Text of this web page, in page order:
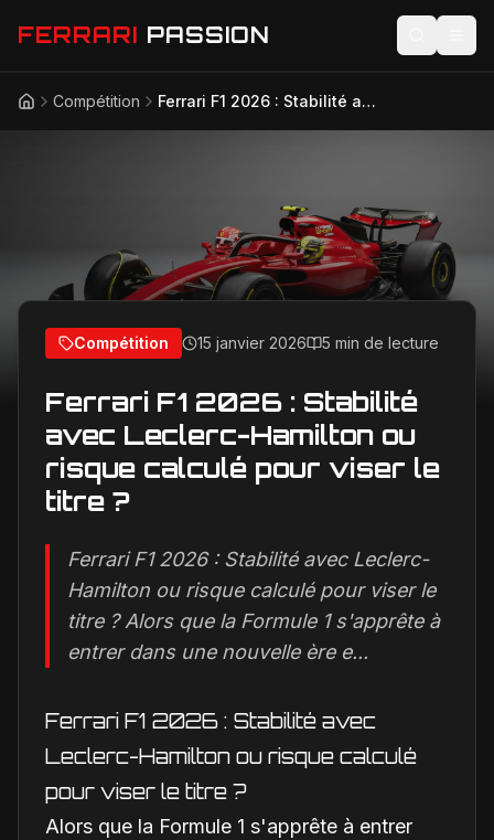
FERRARI PASSION
Actualités
Technologie
Lifestyle
AccueilCompétition Ferrari F1 2026 : Stabilité avec Leclerc-Hamilton ou risque calculé pour viser le titre ?
Compétition 15 janvier 2026 5 min de lecture
Ferrari F1 2026 : Stabilité
avec Leclerc-Hamilton ou
risque calculé pour viser le
titre ?
Ferrari F1 2026 : Stabilité avec Leclerc-
Hamilton ou risque calculé pour viser le
titre ? Alors que la Formule 1 s'apprête à
entrer dans une nouvelle ère e...
Ferrari F1 2026 : Stabilité avec
Leclerc-Hamilton ou risque calculé
pour viser le titre ?
Alors que la Formule 1 s'apprête à entrer